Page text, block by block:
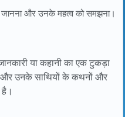
और उनके महत्व को समझना।
या कहानी का एक टुकड़ा
और उनके साथियों के कथनों और
है।